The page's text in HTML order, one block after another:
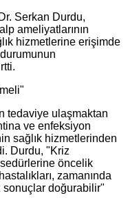
Serkan Durdu,
ameliyatlarının
hizmetlerine erişimde
tedaviye ulaşmaktan
ve enfeksiyon
sağlık hizmetlerinden
Durdu, "Kriz
öncelik
zamanında
doğurabilir"